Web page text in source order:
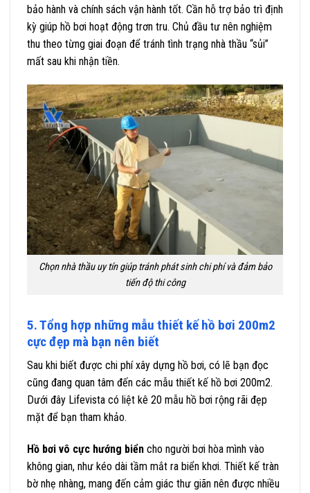
bảo hành và chính sách vận hành tốt. Cần hỗ trợ bảo trì định
kỳ giúp hồ bơi hoạt động trơn tru. Chủ đầu tư nên nghiệm
thu theo từng giai đoạn để tránh tình trạng nhà thầu “sủi”
mất sau khi nhận tiền.
Chọn nhà thầu uy tín giúp tránh phát sinh chi phí và đảm bảo
tiến độ thi công
5. Tổng hợp những mẫu thiết kế hồ bơi 200m2
cực đẹp mà bạn nên biết
Sau khi biết được chi phí xây dựng hồ bơi, có lẽ bạn đọc
cũng đang quan tâm đến các mẫu thiết kế hồ bơi 200m2.
Dưới đây Lifevista có liệt kê 20 mẫu hồ bơi rộng rãi đẹp
mặt để bạn tham khảo.
Hồ bơi vô cực hướng biển cho người bơi hòa mình vào
không gian, như kéo dài tầm mắt ra biển khơi. Thiết kế tràn
bờ nhẹ nhàng, mang đến cảm giác thư giãn nên được nhiều